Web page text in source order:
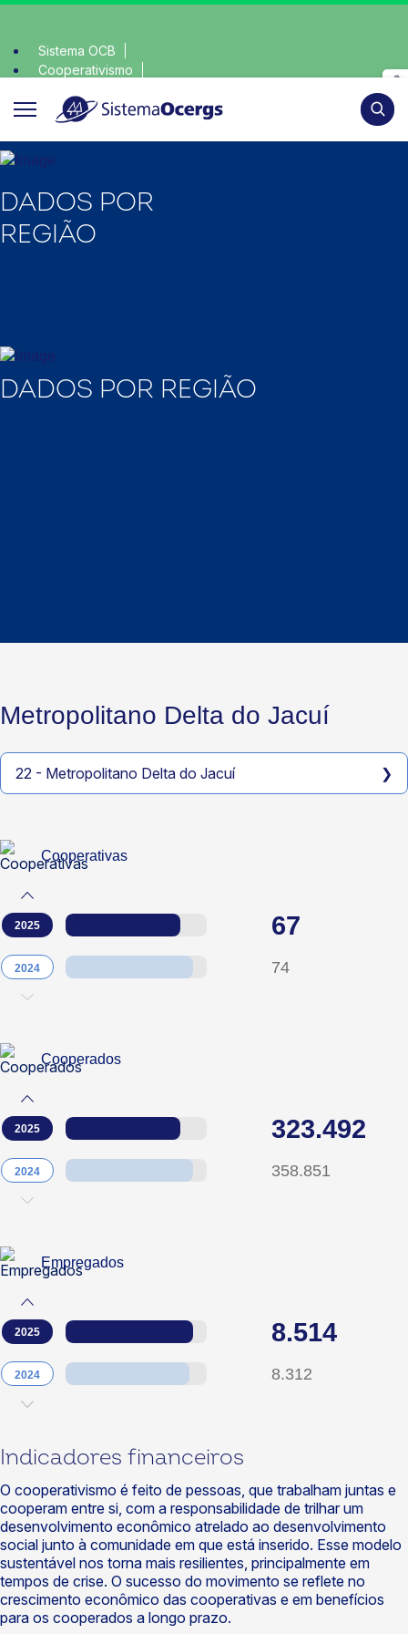
Sistema OCB
Cooperativismo
DADOS POR
REGIÃO
DADOS POR REGIÃO
22 - Metropolitano Delta do Jacuí ❯
Metropolitano Delta do Jacuí
Cooperativas
2025 67
2024 74
Cooperados
2025 323.492
2024 358.851
Empregados
2025 8.514
2024 8.312
Indicadores financeiros
O cooperativismo é feito de pessoas, que trabalham juntas e
cooperam entre si, com a responsabilidade de trilhar um
desenvolvimento econômico atrelado ao desenvolvimento
social junto à comunidade em que está inserido. Esse modelo
sustentável nos torna mais resilientes, principalmente em
tempos de crise. O sucesso do movimento se reflete no
crescimento econômico das cooperativas e em benefícios
para os cooperados a longo prazo.